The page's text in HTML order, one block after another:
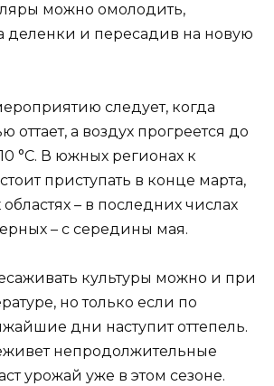
можно омолодить,
деленки и пересадив на новую
следует, когда
оттает, а воздух прогреется до
°C. В южных регионах к
приступать в конце марта,
– в последних числах
– с середины мая.
культуры можно и при
но только если по
дни наступит оттепель.
непродолжительные
урожай уже в этом сезоне.